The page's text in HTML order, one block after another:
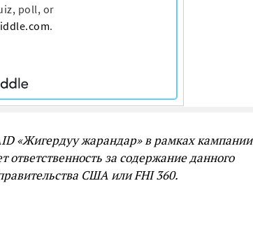
«Жигердуу жарандар» в рамках кампании
ответственность за содержание данного
США или FHI 360.